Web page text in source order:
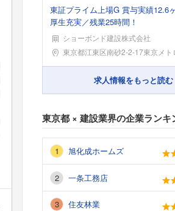
東証プライム上場G 賞与実績12.6
厚生充実／残業25時間！
ショーボンド建設株式会社
勤務地東京都江東区南砂2-2-17東京メトロ
求人情報をもっと読む
東京都 × 建設業界の企業ランキ
旭化成ホームズ
一条工務店
住友林業